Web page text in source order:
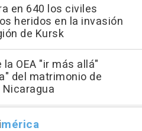
en 640 los civiles
heridos en la invasión
de Kursk
la OEA "ir más allá"
del matrimonio de
mérica